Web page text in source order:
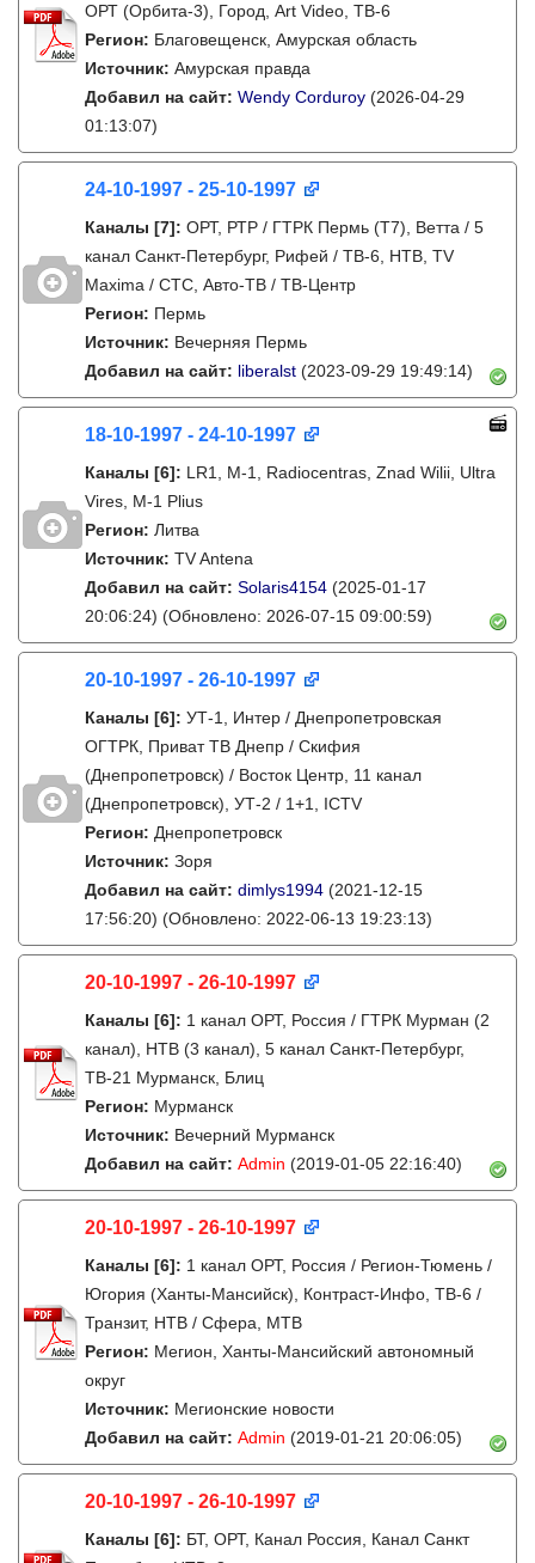
ОРТ (Орбита-3), Город, Art Video, ТВ-6
Регион: Благовещенск, Амурская область
Источник: Амурская правда
Добавил на сайт: Wendy Corduroy (2026-04-29
01:13:07)
24-10-1997 - 25-10-1997
Каналы [7]: ОРТ, РТР / ГТРК Пермь (Т7), Ветта / 5
канал Санкт-Петербург, Рифей / ТВ-6, НТВ, TV
Maxima / СТС, Авто-ТВ / ТВ-Центр
Регион: Пермь
Источник: Вечерняя Пермь
Добавил на сайт: liberalst (2023-09-29 19:49:14)
18-10-1997 - 24-10-1997
Каналы [6]: LR1, M-1, Radiocentras, Znad Wilii, Ultra
Vires, M-1 Plius
Регион: Литва
Источник: TV Antena
Добавил на сайт: Solaris4154 (2025-01-17
20:06:24) (Обновлено: 2026-07-15 09:00:59)
20-10-1997 - 26-10-1997
Каналы [6]: УТ-1, Интер / Днепропетровская
ОГТРК, Приват ТВ Днепр / Скифия
(Днепропетровск) / Восток Центр, 11 канал
(Днепропетровск), УТ-2 / 1+1, ICTV
Регион: Днепропетровск
Источник: Зоря
Добавил на сайт: dimlys1994 (2021-12-15
17:56:20) (Обновлено: 2022-06-13 19:23:13)
20-10-1997 - 26-10-1997
Каналы [6]: 1 канал ОРТ, Россия / ГТРК Мурман (2
канал), НТВ (3 канал), 5 канал Санкт-Петербург,
ТВ-21 Мурманск, Блиц
Регион: Мурманск
Источник: Вечерний Мурманск
Добавил на сайт: Admin (2019-01-05 22:16:40)
20-10-1997 - 26-10-1997
Каналы [6]: 1 канал ОРТ, Россия / Регион-Тюмень /
Югория (Ханты-Мансийск), Контраст-Инфо, ТВ-6 /
Транзит, НТВ / Сфера, МТВ
Регион: Мегион, Ханты-Мансийский автономный
округ
Источник: Мегионские новости
Добавил на сайт: Admin (2019-01-21 20:06:05)
20-10-1997 - 26-10-1997
Каналы [6]: БТ, ОРТ, Канал Россия, Канал Санкт